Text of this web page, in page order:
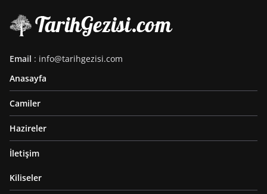
Email : info@tarihgezisi.com
Anasayfa
Camiler
Hazireler
İletişim
Kiliseler